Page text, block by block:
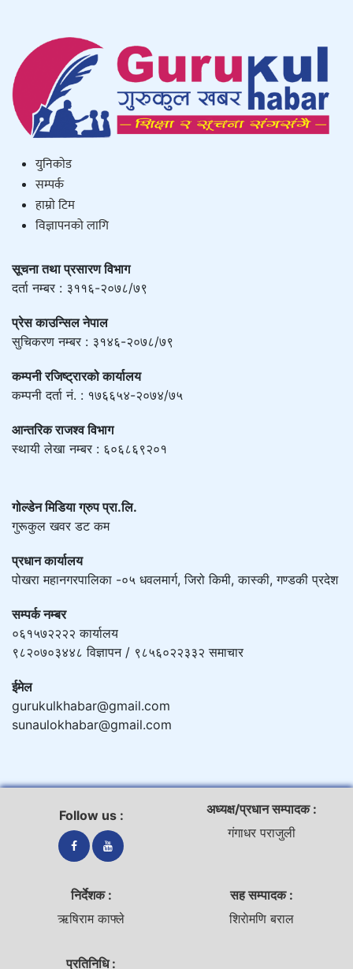
युनिकाेड
सम्पर्क
हाम्राे टिम
विज्ञापनको लागि
सूचना तथा प्रसारण विभाग
दर्ता नम्बर : ३११६-२०७८/७९
प्रेस काउन्सिल नेपाल
सुचिकरण नम्बर : ३१४६-२०७८/७९
कम्पनी रजिष्ट्रारको कार्यालय
कम्पनी दर्ता नं. : १७६६५४-२०७४/७५
आन्तरिक राजश्व विभाग
स्थायी लेखा नम्बर : ६०६८६९२०१
गोल्डेन मिडिया ग्रुप प्रा.लि.
गुरूकुल खवर डट कम
प्रधान कार्यालय
पोखरा महानगरपालिका -०५ धवलमार्ग, जिरो किमी, कास्की, गण्डकी प्रदेश
सम्पर्क नम्बर
०६१५७२२२२ कार्यालय
९८२०७०३४४८ विज्ञापन / ९८५६०२२३३२ समाचार
ईमेल
gurukulkhabar@gmail.com
sunaulokhabar@gmail.com
Follow us :
अध्यक्ष/प्रधान सम्पादक :
गंगाधर पराजुली
निर्देशक :
ऋषिराम काफ्ले
सह सम्पादक :
शिराेमणि बराल
प्रतिनिधि :